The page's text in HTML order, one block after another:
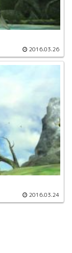
2016.03.26
2016.03.24